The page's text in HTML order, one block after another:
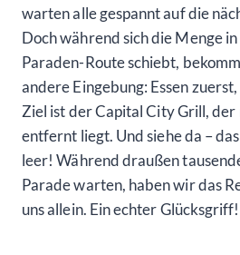
warten alle gespannt auf die
Doch während sich die Menge
Paraden-Route schiebt,
andere Eingebung: Essen
Ziel ist der Capital City Grill,
entfernt liegt. Und siehe da –
leer! Während draußen
Parade warten, haben wir das
uns allein. Ein echter Glücksgriff!